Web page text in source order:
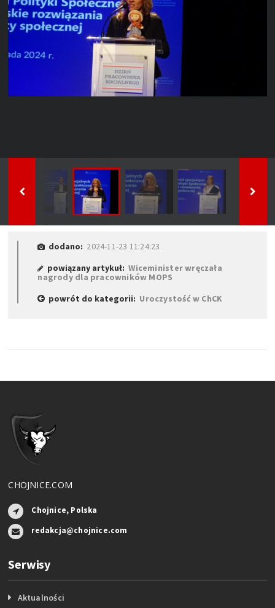
dodano: 2024-11-23 11:24:23
powiązany artykuł:Wiceminister wręczała
nagrody dla pracowników MOPS
powrót do kategorii: Uroczystość w ChCK
CHOJNICE.COM
Chojnice, Polska
redakcja@chojnice.com
Serwisy
Aktualności